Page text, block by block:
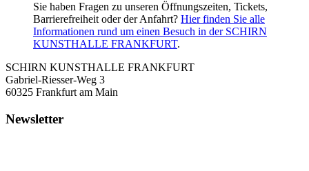
Sie haben Fragen zu unseren Öffnungszeiten, Tickets,
Barrierefreiheit oder der Anfahrt? Hier finden Sie alle
Informationen rund um einen Besuch in der SCHIRN
KUNSTHALLE FRANKFURT.
SCHIRN KUNSTHALLE FRANKFURT
Gabriel-Riesser-Weg 3
60325 Frankfurt am Main
Newsletter